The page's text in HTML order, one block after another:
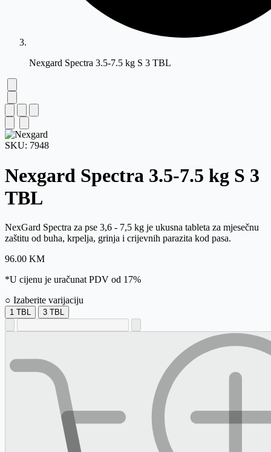
Nexgard Spectra 3.5-7.5 kg S 3 TBL
SKU: 7948
Nexgard Spectra 3.5-7.5 kg S 3
TBL
NexGard Spectra za pse 3,6 - 7,5 kg je ukusna tableta za mjesečnu
zaštitu od buha, krpelja, grinja i crijevnih parazita kod pasa.
96.00 KM
*U cijenu je uračunat PDV od 17%
○ Izaberite varijaciju
1 TBL 3 TBL